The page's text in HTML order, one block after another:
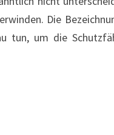
Die
tun, um die